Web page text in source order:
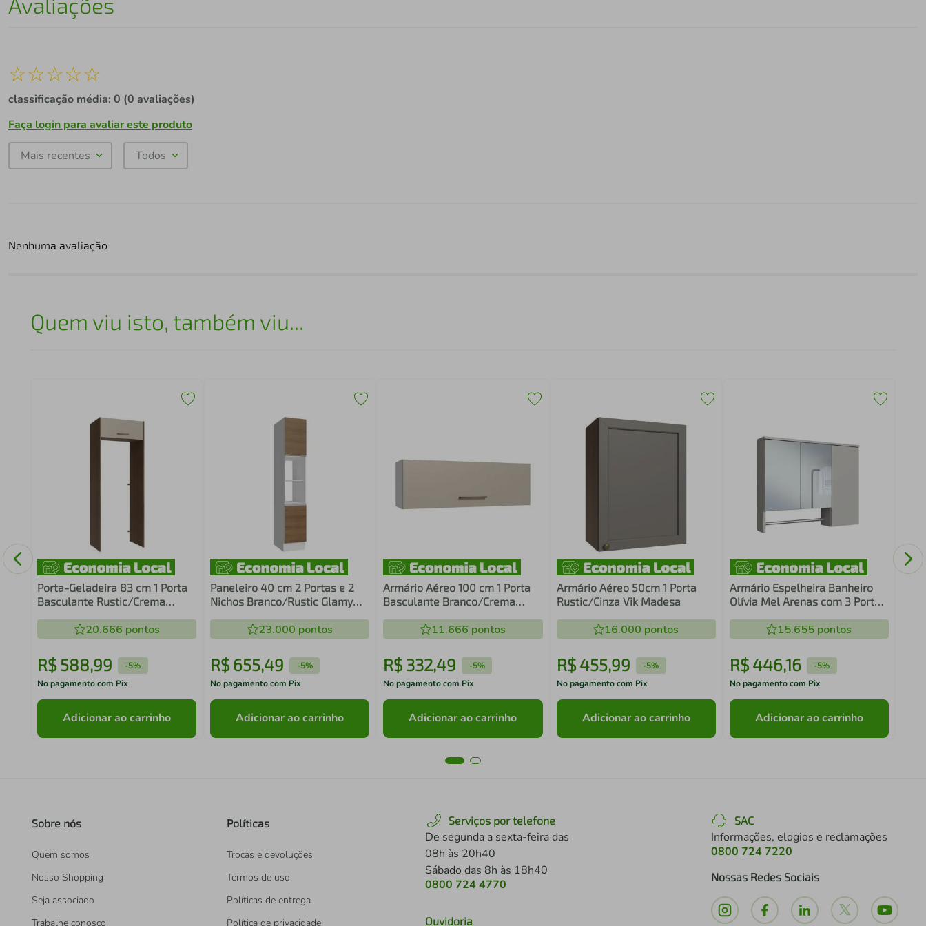
☆☆☆☆☆
classificação média: 0 (0 avaliações)
Faça login para avaliar este produto
Mais recentes Todos
Nenhuma avaliação
Quem viu isto, também viu...
Porta-Geladeira 83 cm 1 Porta
Basculante Rustic/Crema
20.666 pontos
R$ 588,99 -5%
No pagamento com Pix
Adicionar ao carrinho
Paneleiro 40 cm 2 Portas e 2
Nichos Branco/Rustic Glamy
23.000 pontos
R$ 655,49 -5%
No pagamento com Pix
Adicionar ao carrinho
Armário Aéreo 100 cm 1 Porta
Basculante Branco/Crema
11.666 pontos
R$332,49 -5%
No pagamento com Pix
Adicionar ao carrinho
Armário Aéreo 50cm 1 Porta
Rustic/Cinza Vik Madesa
16.000 pontos
R$ 455,99 -5%
No pagamento com Pix
Adicionar ao carrinho
Armário Espelheira Banheiro
Olívia Mel Arenas com 3 Portas
15.655 pontos
R$ 446,16 -5%
No pagamento com Pix
Adicionar ao carrinho
Sobre nós
Quem somos
Nosso Shopping
Seja associado
Trabalhe conosco
Políticas
Trocas e devoluções
Termos de uso
Políticas de entrega
Política de privacidade
Serviços por telefone
De segunda a sexta-feira das
08h às 20h40
Sábado das 8h às 18h40
0800 724 4770
Ouvidoria
SAC
Informações, elogios e reclamações
0800 724 7220
Nossas Redes Sociais